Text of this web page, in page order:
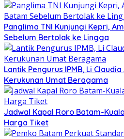
Panglima TNI Kunjungi Kepri,
Sebelum Bertolak ke Lingga
Lantik Pengurus IPMB, Li
Kerukunan Umat Beragama
Jadwal Kapal Roro Batam-
Harga Tiket